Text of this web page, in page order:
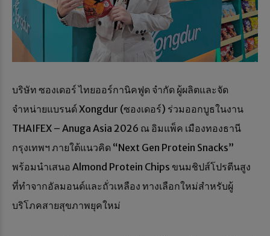
บริษัท ซองเดอร์ ไทยออร์กานิคฟูด จำกัด ผู้ผลิตและจัด
จำหน่ายแบรนด์ Xongdur (ซองเดอร์) ร่วมออกบูธในงาน
THAIFEX – Anuga Asia 2026 ณ อิมแพ็ค เมืองทองธานี
กรุงเทพฯ ภายใต้แนวคิด “Next Gen Protein Snacks”
พร้อมนำเสนอ Almond Protein Chips ขนมชิปส์โปรตีนสูง
ที่ทำจากอัลมอนด์และถั่วเหลือง ทางเลือกใหม่สำหรับผู้
บริโภคสายสุขภาพยุคใหม่